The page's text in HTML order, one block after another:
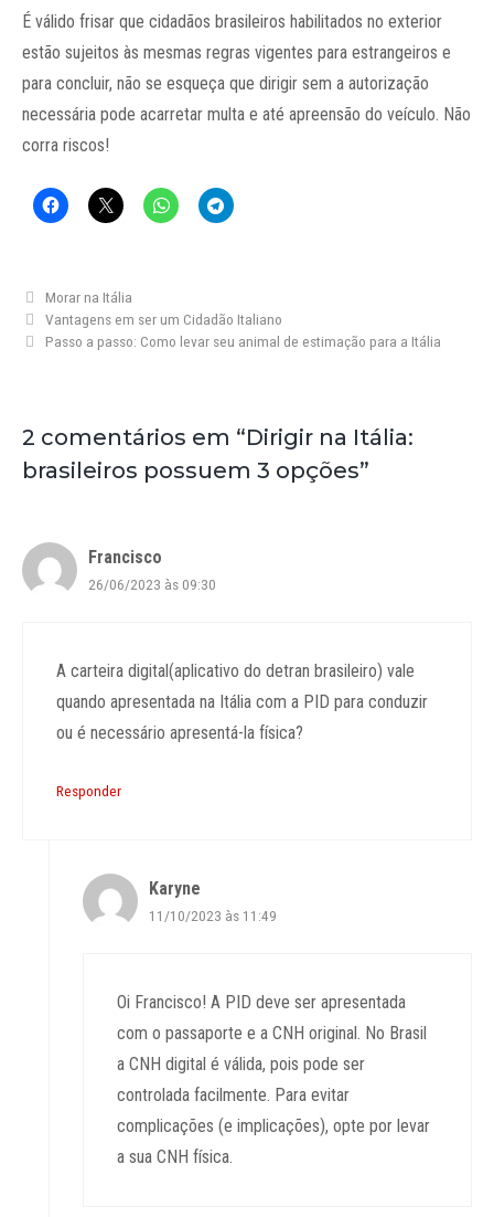
É válido frisar que cidadãos brasileiros habilitados no exterior
estão sujeitos às mesmas regras vigentes para estrangeiros e
para concluir, não se esqueça que dirigir sem a autorização
necessária pode acarretar multa e até apreensão do veículo. Não
corra riscos!
Categorias
Morar na Itália
Vantagens em ser um Cidadão Italiano
Passo a passo: Como levar seu animal de estimação para a Itália
2 comentários em “Dirigir na Itália:
brasileiros possuem 3 opções”
Francisco
26/06/2023 às 09:30
A carteira digital(aplicativo do detran brasileiro) vale
quando apresentada na Itália com a PID para conduzir
ou é necessário apresentá-la física?
Responder
Karyne
11/10/2023 às 11:49
Oi Francisco! A PID deve ser apresentada
com o passaporte e a CNH original. No Brasil
a CNH digital é válida, pois pode ser
controlada facilmente. Para evitar
complicações (e implicações), opte por levar
a sua CNH física.